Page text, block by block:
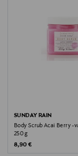
vartalokuorinta,
Beauty, korea,
SUNDAY RAIN
Body Scrub Acai Berry -
250 g
Original Price
8,90 €